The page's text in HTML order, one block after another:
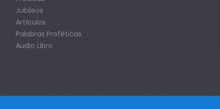
Jubileos
Artículos
Palabras Proféticas
Audio Libro